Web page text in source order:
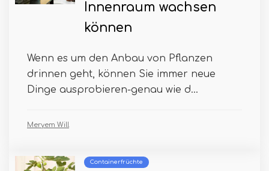
Innenraum wachsen
können
Wenn es um den Anbau von Pflanzen
drinnen geht, können Sie immer neue
Dinge ausprobieren-genau wie d...
Meryem Will
Containerfrüchte